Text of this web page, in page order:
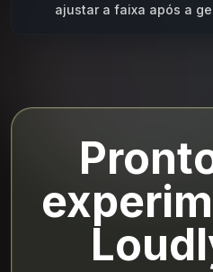
ajustar a faixa após a